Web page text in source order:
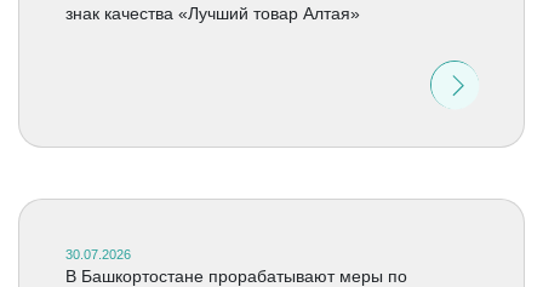
знак качества «Лучший товар Алтая»
30.07.2026
В Башкортостане прорабатывают меры по